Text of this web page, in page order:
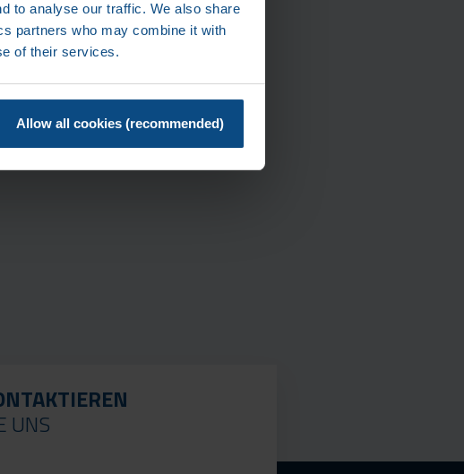
to analyse our traffic. We also share
partners who may combine it with
of their services.
Allow all cookies (recommended)
April und
für unsere
von octoplant.
UNS